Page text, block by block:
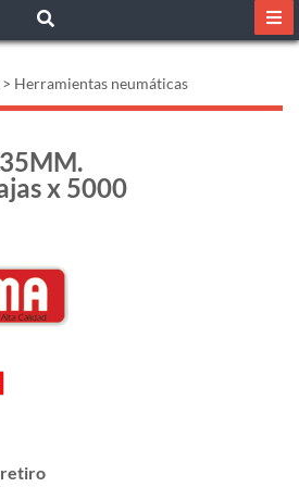
> Herramientas neumáticas
x 5000
retiro